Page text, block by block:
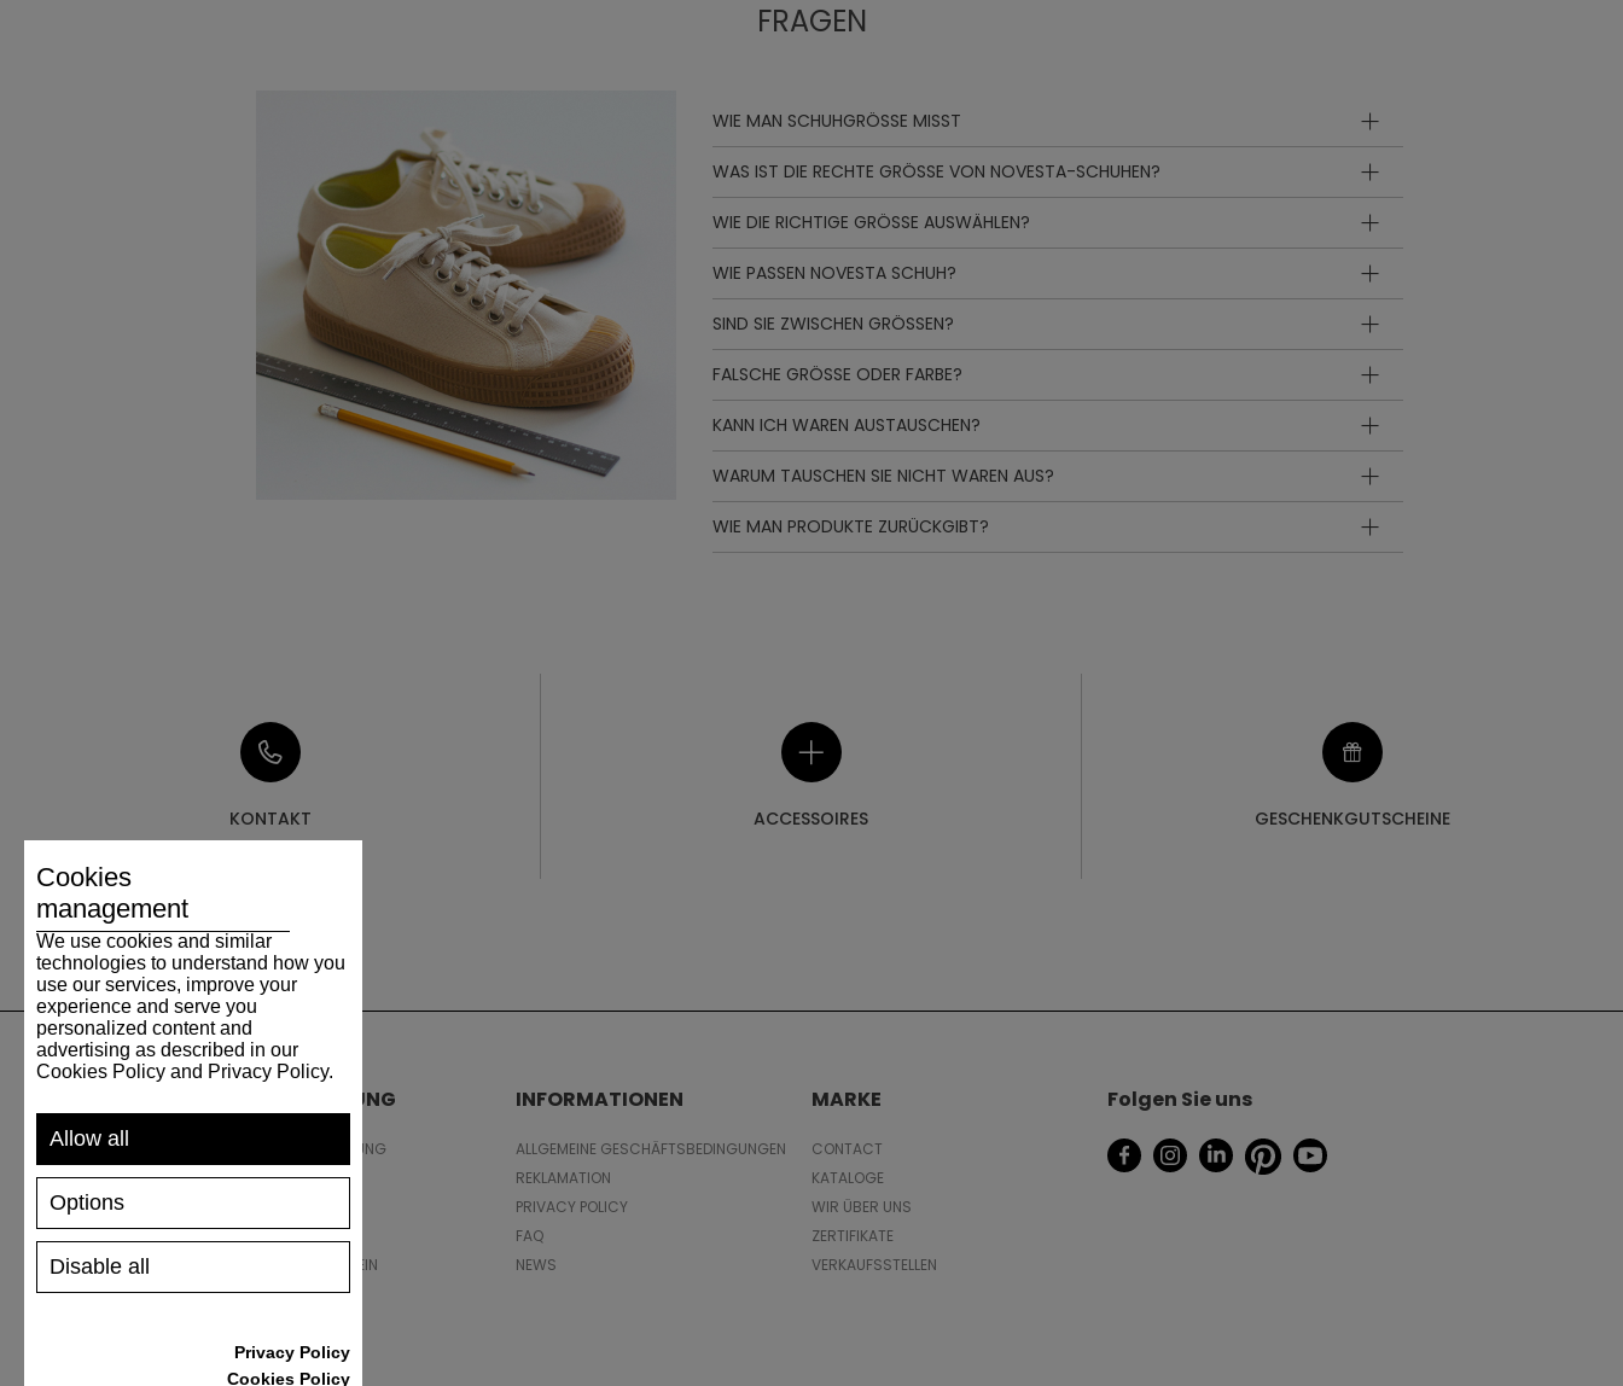
FRAGEN
WIE MAN SCHUHGRÖSSE MISST
WAS IST DIE RECHTE GRÖSSE VON NOVESTA-SCHUHEN?
WIE DIE RICHTIGE GRÖSSE AUSWÄHLEN?
WIE PASSEN NOVESTA SCHUH?
SIND SIE ZWISCHEN GRÖSSEN?
FALSCHE GRÖSSE ODER FARBE?
KANN ICH WAREN AUSTAUSCHEN?
WARUM TAUSCHEN SIE NICHT WAREN AUS?
WIE MAN PRODUKTE ZURÜCKGIBT?
KONTAKT ACCESSOIRES GESCHENKGUTSCHEINE
UNTERSTÜTZUNG
VERSAND UND ZAHLUNG
RÜCKSENDUNG
SCHUHPFLEGE
GESCHENKGUTSCHEIN
REZENSIONEN
INFORMATIONEN
ALLGEMEINE GESCHÄFTSBEDINGUNGEN
REKLAMATION
PRIVACY POLICY
FAQ
NEWS
MARKE
CONTACT
KATALOGE
WIR ÜBER UNS
ZERTIFIKATE
VERKAUFSSTELLEN
Folgen Sie uns
Cookies
management
We use cookies and similar
technologies to understand how you
use our services, improve your
experience and serve you
personalized content and
advertising as described in our
Cookies Policy and Privacy Policy.
Allow all
Disable all
Options
Privacy Policy
Cookies Policy